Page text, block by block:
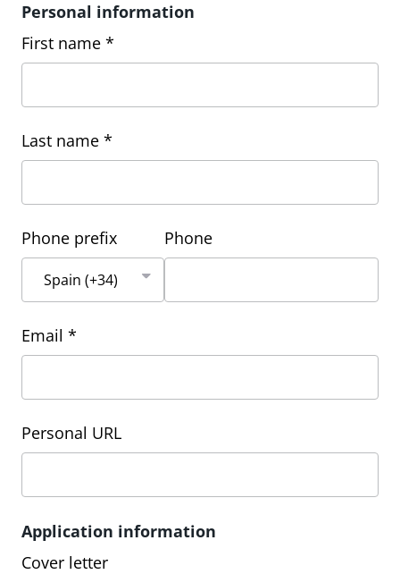
Personal information
First name *
Last name *
Phone prefix Phone
Email *
Personal URL
Application information
Cover letter